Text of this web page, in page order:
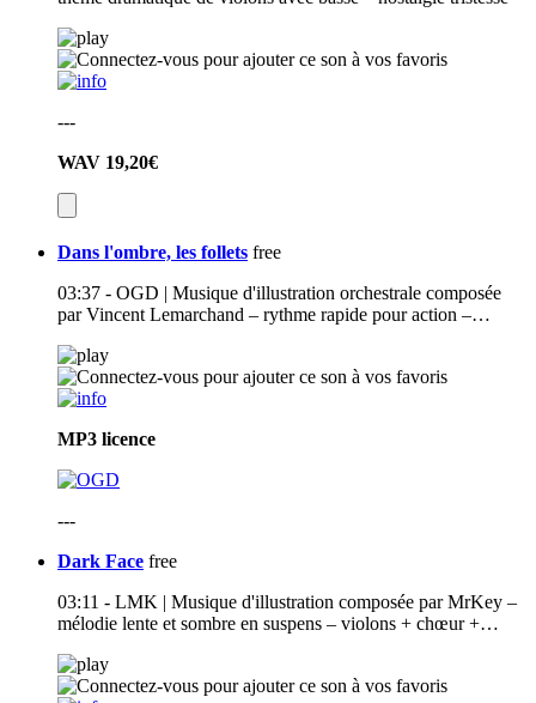
---
WAV 19,20€
Dans l'ombre, les follets free
03:37 - OGD | Musique d'illustration orchestrale composée
par Vincent Lemarchand – rythme rapide pour action –…
MP3 licence
---
Dark Face free
03:11 - LMK | Musique d'illustration composée par MrKey –
mélodie lente et sombre en suspens – violons + chœur +…